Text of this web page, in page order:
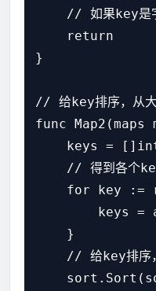
// 如果key是
    return
}
// 给key排序，从
func
keys =
// 得到各个
for key :=
keys =
    }
// 给key排序